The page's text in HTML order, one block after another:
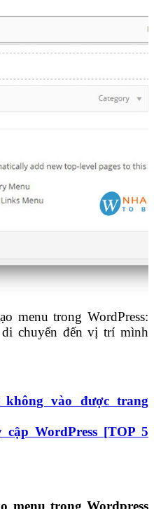
menu trong WordPress:
chuyển đến vị trí mình
vào được trang
WordPress [TOP 5
menu trong Wordpress